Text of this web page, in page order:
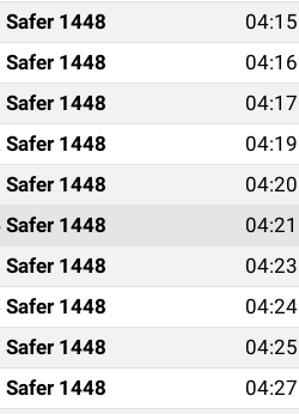
Safer 1448 04:15
Safer 1448 04:16
Safer 1448 04:17
Safer 1448 04:19
Safer 1448 04:20
Safer 1448 04:21
Safer 1448 04:23
Safer 1448 04:24
Safer 1448 04:25
Safer 1448 04:27